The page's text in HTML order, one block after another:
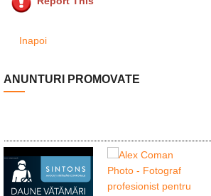
Inapoi
ANUNTURI PROMOVATE